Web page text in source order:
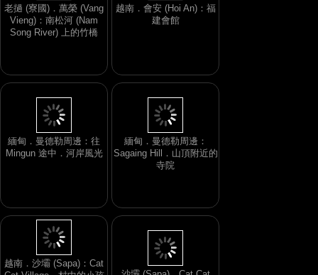
老撾 (寮國)．萬榮 (Vang
Vieng)：南松河 (Nam
Song River) 上的竹橋
越南．會安 (Hoi An)：福
建會館
緬甸．曼德勒周邊：往
Mingun 途中．河岸風光
緬甸．曼德勒周邊：
Sagaing Hill．山頂附近的
寺院
越南．沙壩 (Sapa)：Cat